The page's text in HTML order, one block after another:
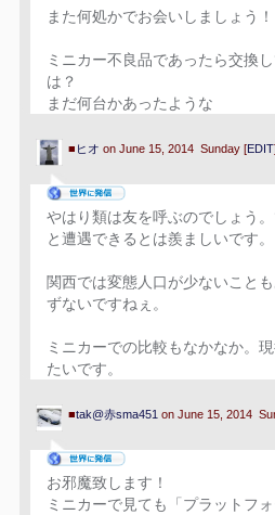
また何処かでお会いしましょう！
ミニカー不良品であったら交換
は？
まだ何台かあったような
■ ヒオ on June 15, 2014 Sunday [EDIT
やはり類は友を呼ぶのでしょう
と遭遇できるとは羨ましいです。
関西では変態人口が少ないこと
ずないですねぇ。
ミニカーでの比較もなかなか。
たいです。
■tak@赤sma451 on June 15, 2014
お邪魔致します！
ミニカーで見ても「プラットフ